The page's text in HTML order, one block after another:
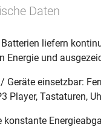
Daten
liefern
Energie und
Geräte einsetzbar:
Player, Tastaturen,